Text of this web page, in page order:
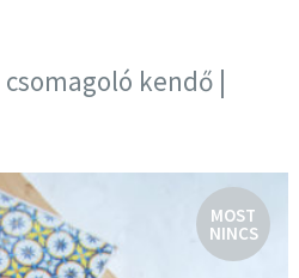
csomagoló kendő |
MOST
NINCS